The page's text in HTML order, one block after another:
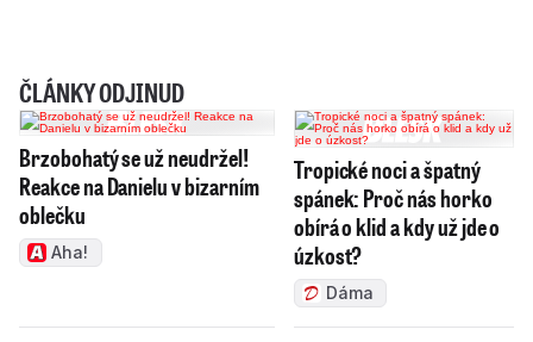
ČLÁNKY ODJINUD
Brzobohatý se už neudržel!
Reakce na Danielu v bizarním
oblečku
Aha!
Tropické noci a špatný
spánek: Proč nás horko
obírá o klid a kdy už jde o
úzkost?
Dáma